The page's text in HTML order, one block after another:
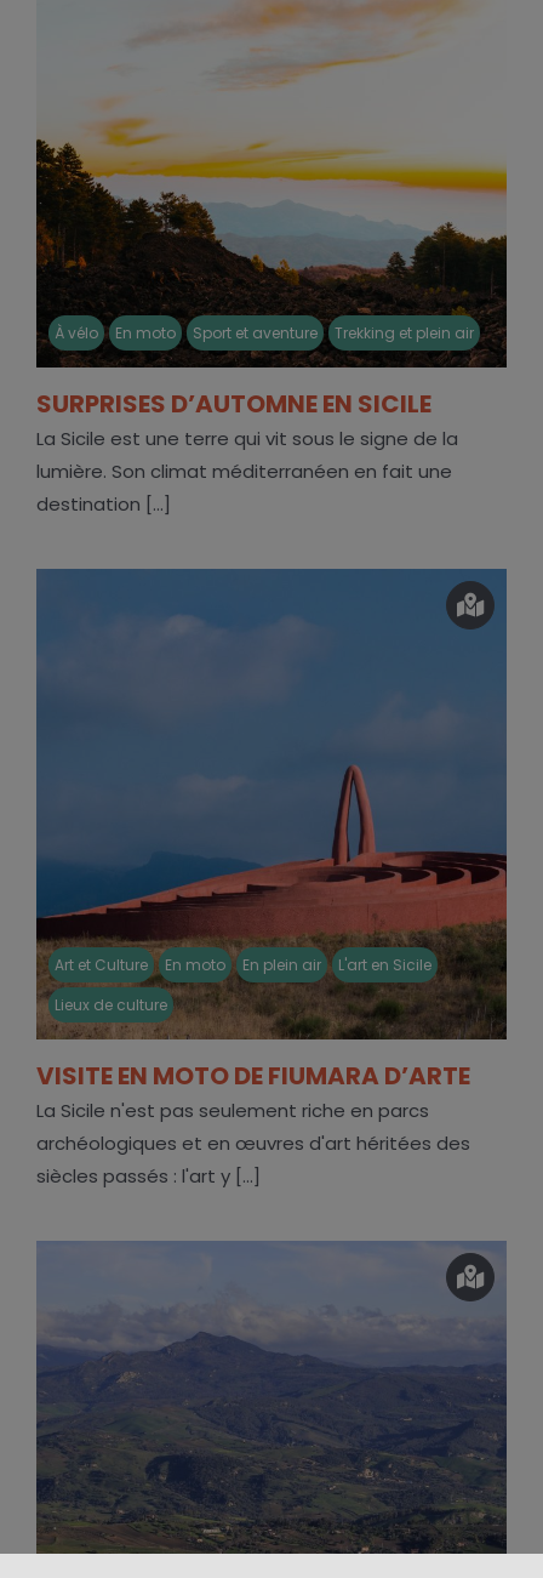
À vélo En moto Sport et aventure Trekking et plein air
SURPRISES D’AUTOMNE EN SICILE
La Sicile est une terre qui vit sous le signe de la
lumière. Son climat méditerranéen en fait une
destination [...]
Art et Culture En moto En plein air
L'art en Sicile
Lieux de culture
VISITE EN MOTO DE FIUMARA D’ARTE
La Sicile n'est pas seulement riche en parcs
archéologiques et en œuvres d'art héritées des
siècles passés : l'art y [...]